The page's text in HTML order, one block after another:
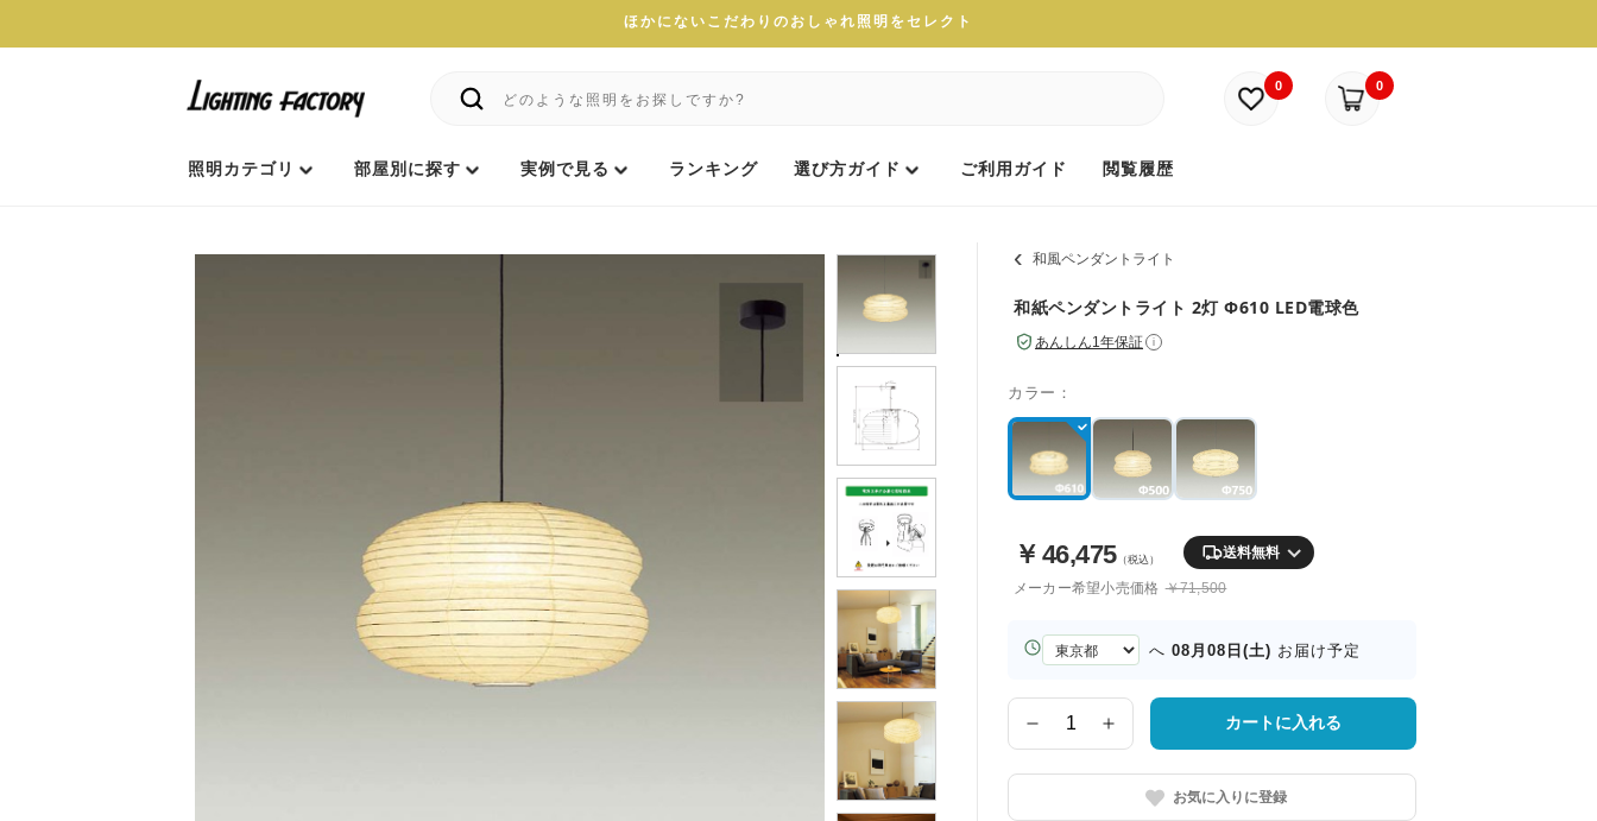
ほかにないこだわりのおしゃれ照明をセレクト
0 0
照明カテゴリ 部屋別に探す 実例で見る ランキング 選び方ガイド ご利用ガイド 閲覧履歴
和風ペンダントライト
和紙ペンダントライト 2灯 Φ610 LED電球色
あんしん1年保証 i
カラー：
￥ 46,475（税込） 送料無料
メーカー希望小売価格 ￥71,500
お
届
へ 08月08日(土) お届け予定
数
量
カートに入れる
お気に入りに登録